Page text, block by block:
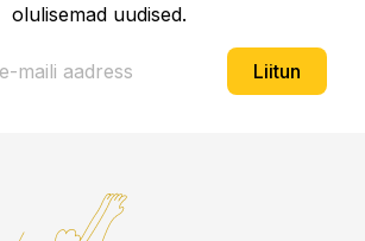
olulisemad uudised.
Liitun